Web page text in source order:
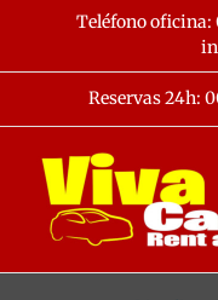
contenido
Teléfono oficina:
Reservas 24h: